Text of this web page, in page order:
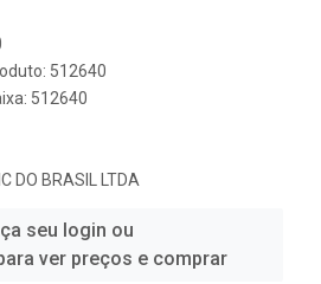
512640
512640
DO BRASIL LTDA
seu login ou
ver preços e comprar